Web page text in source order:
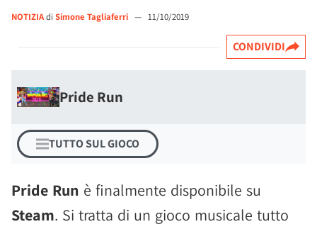
NOTIZIAdi Simone Tagliaferri — 11/10/2019
CONDIVIDI
Pride Run
TUTTO SUL GIOCO
Pride Run è finalmente disponibile su
Steam. Si tratta di un gioco musicale tutto